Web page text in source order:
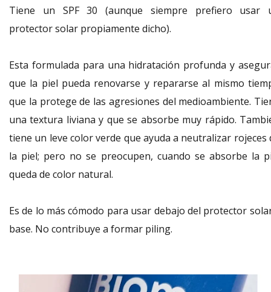
Tiene un SPF 30 (aunque siempre prefiero usar
protector solar propiamente dicho).
Esta formulada para una hidratación profunda y
que la piel pueda renovarse y repararse al mismo
que la protege de las agresiones del medioambiente.
una textura liviana y que se absorbe muy rápido.
tiene un leve color verde que ayuda a neutralizar rojeces
la piel; pero no se preocupen, cuando se absorbe la
queda de color natural.
Es de lo más cómodo para usar debajo del protector
base. No contribuye a formar piling.